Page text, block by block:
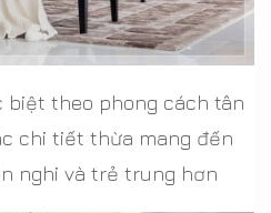
theo phong cách tân
chi tiết thừa mang đến
nghi và trẻ trung hơn